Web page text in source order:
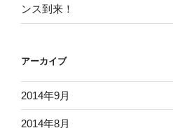
ンス到来！
アーカイブ
2014年9月
2014年8月